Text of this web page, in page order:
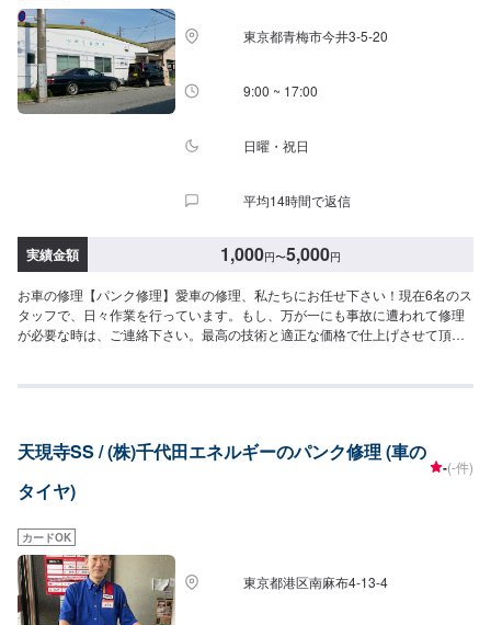
東京都青梅市今井3-5-20
9:00 ~ 17:00
日曜・祝日
平均14時間で返信
実績金額 1,000円〜5,000円
お車の修理【パンク修理】愛車の修理、私たちにお任せ下さい！現在6名のス
タッフで、日々作業を行っています。もし、万が一にも事故に遭われて修理
が必要な時は、ご連絡下さい。最高の技術と適正な価格で仕上げさせて頂き
持ち込み・販売も可能です！ご希望の方はパーツ詳細やお車の情報をオファ
はお客様にご負担いただいております。<入庫受付可能日・営業時間>入庫受
天現寺SS / (株)千代田エネルギーのパンク修理 (車の
タイヤ)
-(-件)
カードOK
東京都港区南麻布4-13-4